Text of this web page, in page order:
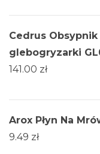
Cedrus
glebogryzarki
141.00 zł
Arox Płyn Na
9.49 zł